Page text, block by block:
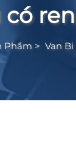
có ren
Phẩm > Van Bi